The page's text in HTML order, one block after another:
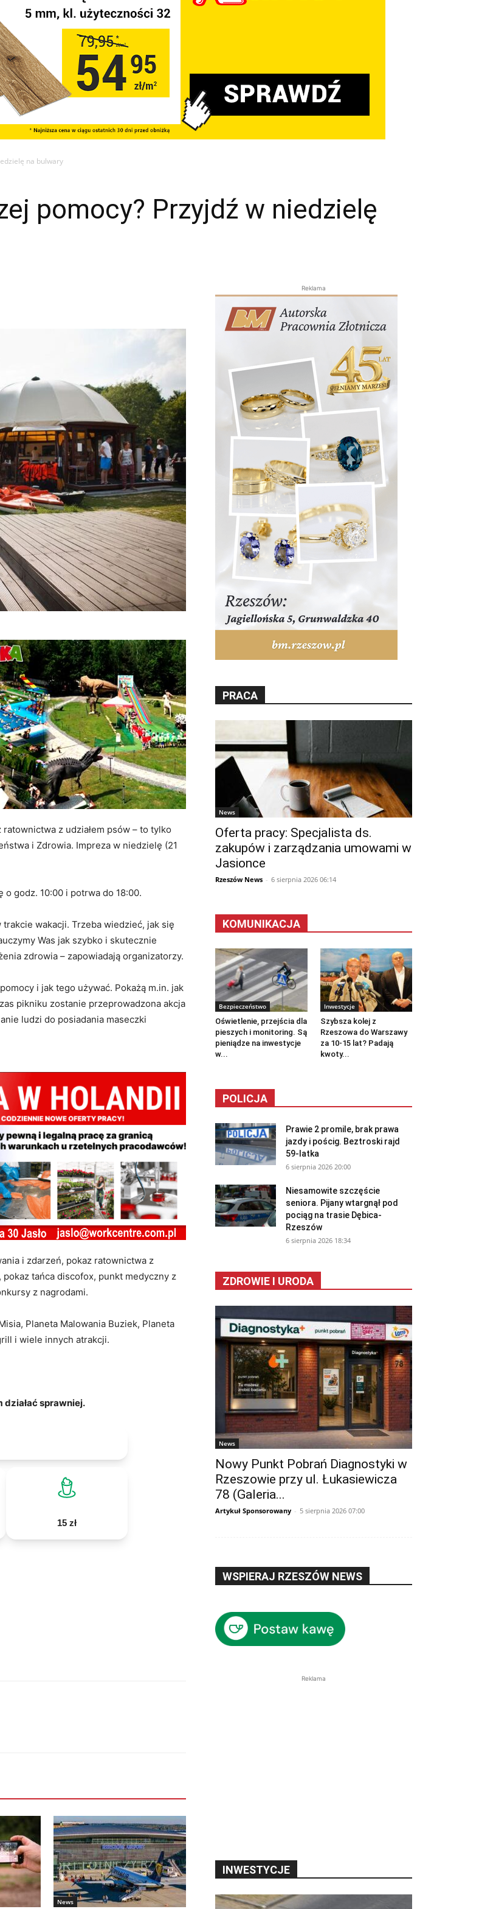
na bulwary
pomocy? Przyjdź w niedzielę
z udziałem psów – to tylko
i Zdrowia. Impreza w niedzielę (21
godz. 10:00 i potrwa do 18:00.
wakacji. Trzeba wiedzieć, jak się
Was jak szybko i skutecznie
zdrowia – zapowiadają organizatorzy.
i jak tego używać. Pokażą m.in. jak
pikniku zostanie przeprowadzona akcja
ludzi do posiadania maseczki
i zdarzeń, pokaz ratownictwa z
tańca discofox, punkt medyczny z
z nagrodami.
Planeta Malowania Buziek, Planeta
i wiele innych atrakcji.
działać sprawniej.
15 zł
News
Reklama
PRACA
News
Oferta pracy: Specjalista ds.
zakupów i zarządzania umowami w
Jasionce
Rzeszów News - 6 sierpnia 2026 06:14
KOMUNIKACJA
Bezpieczeństwo
Oświetlenie, przejścia dla
pieszych i monitoring. Są
pieniądze na inwestycje
w...
Inwestycje
Szybsza kolej z
Rzeszowa do Warszawy
za 10-15 lat? Padają
kwoty...
POLICJA
Prawie 2 promile, brak prawa
jazdy i pościg. Beztroski rajd
59-latka
6 sierpnia 2026 20:00
Niesamowite szczęście
seniora. Pijany wtargnął pod
pociąg na trasie Dębica-
Rzeszów
6 sierpnia 2026 18:34
ZDROWIE I URODA
News
Nowy Punkt Pobrań Diagnostyki w
Rzeszowie przy ul. Łukasiewicza
78 (Galeria...
Artykuł Sponsorowany - 5 sierpnia 2026 07:00
WSPIERAJ RZESZÓW NEWS
Reklama
INWESTYCJE